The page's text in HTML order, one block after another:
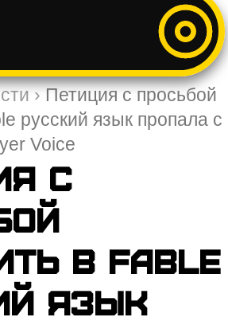
›Петиция с просьбой
русский язык пропала с
Voice
с
в Fable
язык